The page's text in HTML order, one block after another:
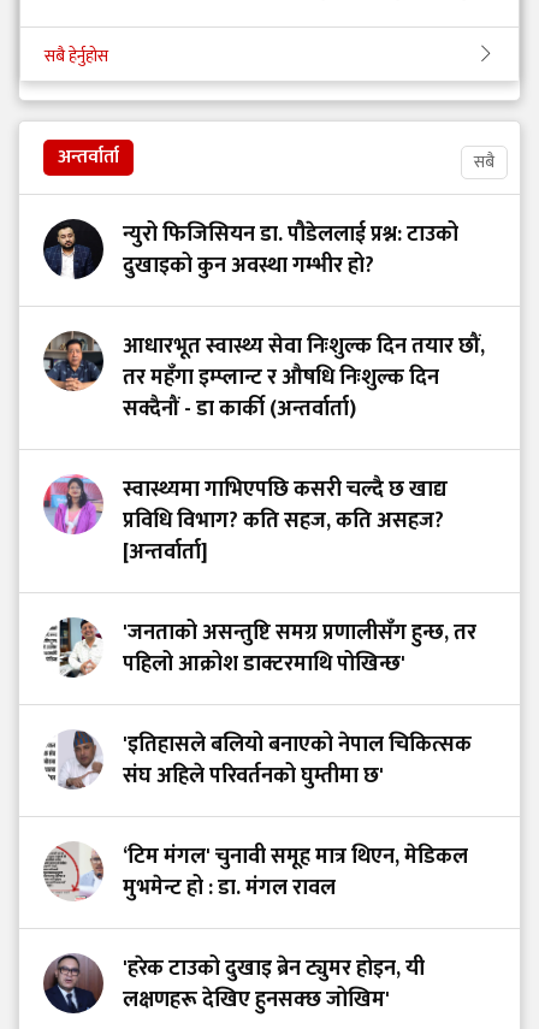
सबै हेर्नुहोस
अन्तर्वार्ता सबै
न्युरो फिजिसियन डा. पौडेललाई प्रश्न: टाउको
दुखाइको कुन अवस्था गम्भीर हो?
आधारभूत स्वास्थ्य सेवा निःशुल्क दिन तयार छौं,
तर महँगा इम्प्लान्ट र औषधि निःशुल्क दिन
सक्दैनौं - डा कार्की (अन्तर्वार्ता)
स्वास्थ्यमा गाभिएपछि कसरी चल्दै छ खाद्य
प्रविधि विभाग? कति सहज, कति असहज?
[अन्तर्वार्ता]
'जनताको असन्तुष्टि समग्र प्रणालीसँग हुन्छ, तर
पहिलो आक्रोश डाक्टरमाथि पोखिन्छ'
'इतिहासले बलियो बनाएको नेपाल चिकित्सक
संघ अहिले परिवर्तनको घुम्तीमा छ'
‘टिम मंगल' चुनावी समूह मात्र थिएन, मेडिकल
मुभमेन्ट हो : डा. मंगल रावल
'हरेक टाउको दुखाइ ब्रेन ट्युमर होइन, यी
लक्षणहरू देखिए हुनसक्छ जोखिम'